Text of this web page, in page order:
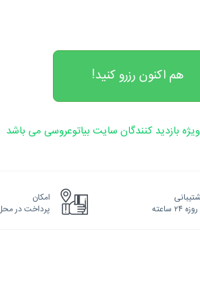
هم اکنون رزرو کنید!
بازدید کنندگان سایت بیاتوعروسی می باشد
امکان
پرداخت در